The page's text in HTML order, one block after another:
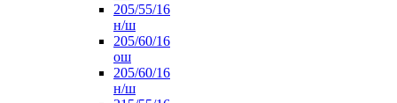
205/55/16
н/ш
205/60/16
ош
205/60/16
н/ш